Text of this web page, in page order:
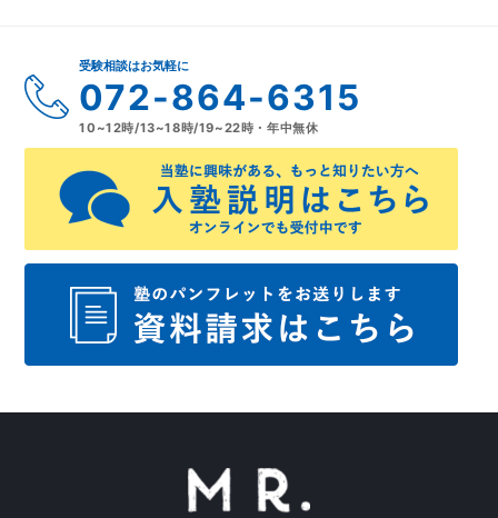
受験相談はお気軽に
072-864-6315
10~12時/13~18時/19~22時・年中無休